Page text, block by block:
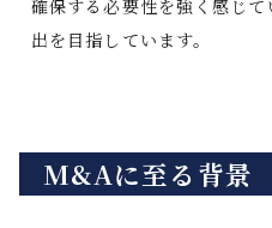
確保する必要性を強く感じ
出を目指しています。
M&Aに至る背景